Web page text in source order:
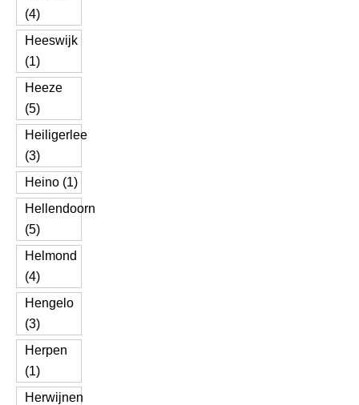
(4)
Heeswijk
(1)
Heeze
(5)
Heiligerlee
(3)
Heino (1)
Hellendoorn
(5)
Helmond
(4)
Hengelo
(3)
Herpen
(1)
Herwijnen